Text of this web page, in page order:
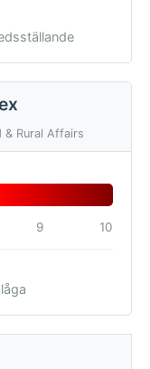
& Rural Affairs
9 10